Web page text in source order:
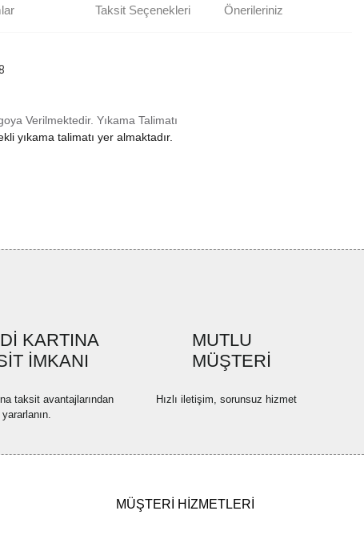
Taksit Seçenekleri Önerileriniz
Verilmektedir. Yıkama Talimatı
yıkama talimatı yer almaktadır.
Yorum Yaz
görüntülenemiyor.
olmalı.
KARTINA
İMKANI
taksit avantajlarından
yararlanın.
MUTLU
MÜŞTERİ
Hızlı iletişim, sorunsuz hizmet
MÜŞTERİ HİZMETLERİ